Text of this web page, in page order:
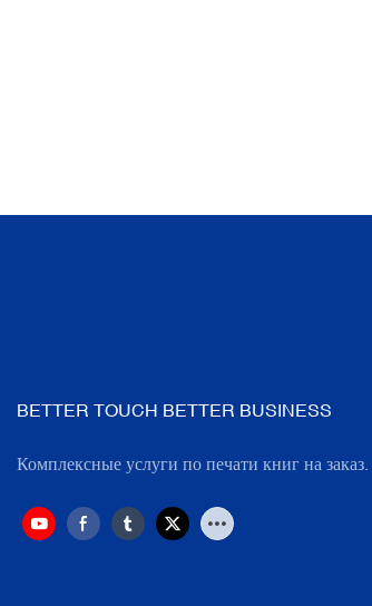
BETTER TOUCH BETTER BUSINESS
Комплексные услуги по печати книг на заказ.